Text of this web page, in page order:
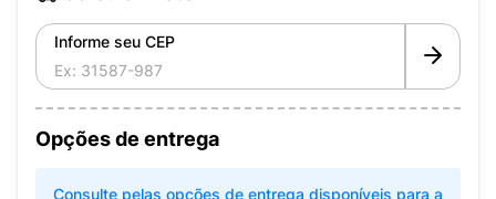
Informe seu CEP
Opções de entrega
Consulte pelas opções de entrega disponíveis para a